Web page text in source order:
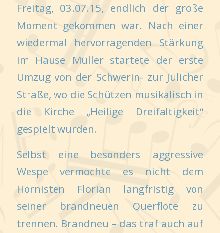
Freitag, 03.07.15, endlich der große
Moment gekommen war. Nach einer
wiedermal hervorragenden Stärkung
im Hause Müller startete der erste
Umzug von der Schwerin- zur Jülicher
Straße, wo die Schützen musikalisch in
die Kirche „Heilige Dreifaltigkeit“
gespielt wurden.
Selbst eine besonders aggressive
Wespe vermochte es nicht dem
Hornisten Florian langfristig von
seiner brandneuen Querflöte zu
trennen. Brandneu – das traf auch auf